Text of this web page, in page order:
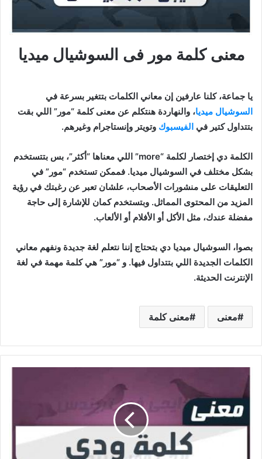
معنى كلمة مور فى السوشيال ميديا
يا جماعة، كلنا عارفين إن معاني الكلمات بتتغير بسرعة في
السوشيال ميديا، والنهاردة هنتكلم عن معنى كلمة “مور” اللي بقت
بتتداول كتير في الفيسبوك وتويتر وإنستاجرام وغيرهم.
الكلمة دي إختصار لكلمة “more” اللي معناها “أكثر”، بس بتتستخدم
بشكل مختلف في السوشيال ميديا. فممكن تستخدم “مور” في
التعليقات على منشورات الأصحاب، علشان تعبر عن رغبتك في رؤية
المزيد من المحتوى المماثل. وبتستخدم كمان للإشارة إلى حاجة
مفضلة عندك، مثل الأكل أو الأفلام أو الألعاب.
بصوا، السوشيال ميديا دي بتحتاج إننا نتعلم لغة جديدة ونفهم معاني
الكلمات الجديدة اللي بتتداول فيها. و “مور” هي كلمة مهمة في لغة
الإنترنت الحديثة.
معنى معنى كلمة